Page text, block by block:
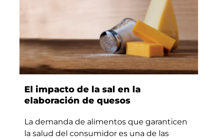
El impacto de la sal en la
elaboración de quesos
La demanda de alimentos que garanticen
la salud del consumidor es una de las